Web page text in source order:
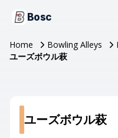
Bosc
Home Bowling Alleys
ユーズボウル萩
ユーズボウル萩